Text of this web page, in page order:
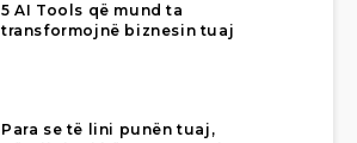
5 AI Tools që mund ta
transformojnë biznesin tuaj
Para se të lini punën tuaj,